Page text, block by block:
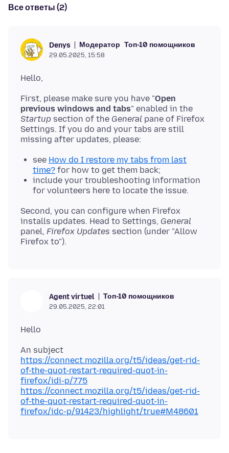
Все ответы (2)
Denys Модератор Топ-10 помощников
29.05.2025, 15:58
First, please make sure you have "Open
previous windows and tabs" enabled in the
Startup section of the General pane of Firefox
Settings. If you do and your tabs are still
see How do I restore my tabs from last
time? for how to get them back;
include your troubleshooting information
for volunteers here to locate the issue.
Second, you can configure when Firefox
installs updates. Head to Settings, General
panel, Firefox Updates section (under "Allow
Agent virtuel Топ-10 помощников
29.05.2025, 22:01
https://connect.mozilla.org/t5/ideas/get-rid-
of-the-quot-restart-required-quot-in-
firefox/idi-p/775
https://connect.mozilla.org/t5/ideas/get-rid-
of-the-quot-restart-required-quot-in-
firefox/idc-p/91423/highlight/true#M48601